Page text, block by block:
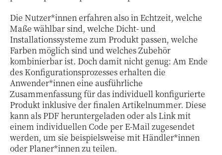
Die Nutzer*innen erfahren also in Echtzeit, welche
Maße wählbar sind, welche Dicht- und
Installationssysteme zum Produkt passen, welche
Farben möglich sind und welches Zubehör
kombinierbar ist. Doch damit nicht genug: Am Ende
des Konfigurationsprozesses erhalten die
Anwender*innen eine ausführliche
Zusammenfassung für das individuell konfigurierte
Produkt inklusive der finalen Artikelnummer. Diese
kann als PDF heruntergeladen oder als Link mit
einem individuellen Code per E-Mail zugesendet
werden, um sie beispielsweise mit Händler*innen
oder Planer*innen zu teilen.